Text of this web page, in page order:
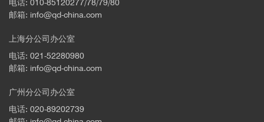
快光学方面的应用
电话: 010-85120277/78/79/80
邮箱: info@qd-china.com
上海分公司办公室
电话: 021-52280980
邮箱: info@qd-china.com
广州分公司办公室
电话: 020-89202739